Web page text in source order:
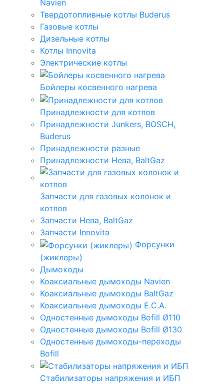
Navien
Твердотопливные котлы Buderus
Газовые котлы
Дизельные котлы
Котлы Innovita
Электрические котлы
Бойлеры косвенного нагрева
Принадлежности для котлов
Принадлежности Junkers, BOSCH,
Buderus
Принадлежности разные
Принадлежности Нева, BaltGaz
Запчасти для газовых колонок и
котлов
Запчасти Нева, BaltGaz
Запчасти Innovita
Форсунки
(жиклеры)
Дымоходы
Коаксиальные дымоходы Navien
Коаксиальные дымоходы BaltGaz
Коаксиальные дымоходы E.C.A.
Одностенные дымоходы Bofill Ø110
Одностенные дымоходы Bofill Ø130
Одностенные дымоходы-переходы
Bofill
Стабилизаторы напряжения и ИБП